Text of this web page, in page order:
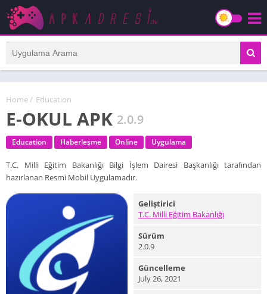
Home/ Education
E-OKUL APK 2.0.9
Education Haberleşme Online Uygulama
T.C. Milli Eğitim Bakanlığı Bilgi İşlem Dairesi Başkanlığı tarafından
hazırlanan Resmi Mobil Uygulamadır.
Geliştirici
T.C. Milli Eğitim Bakanlığı
Sürüm
2.0.9
Güncelleme
July 26, 2021